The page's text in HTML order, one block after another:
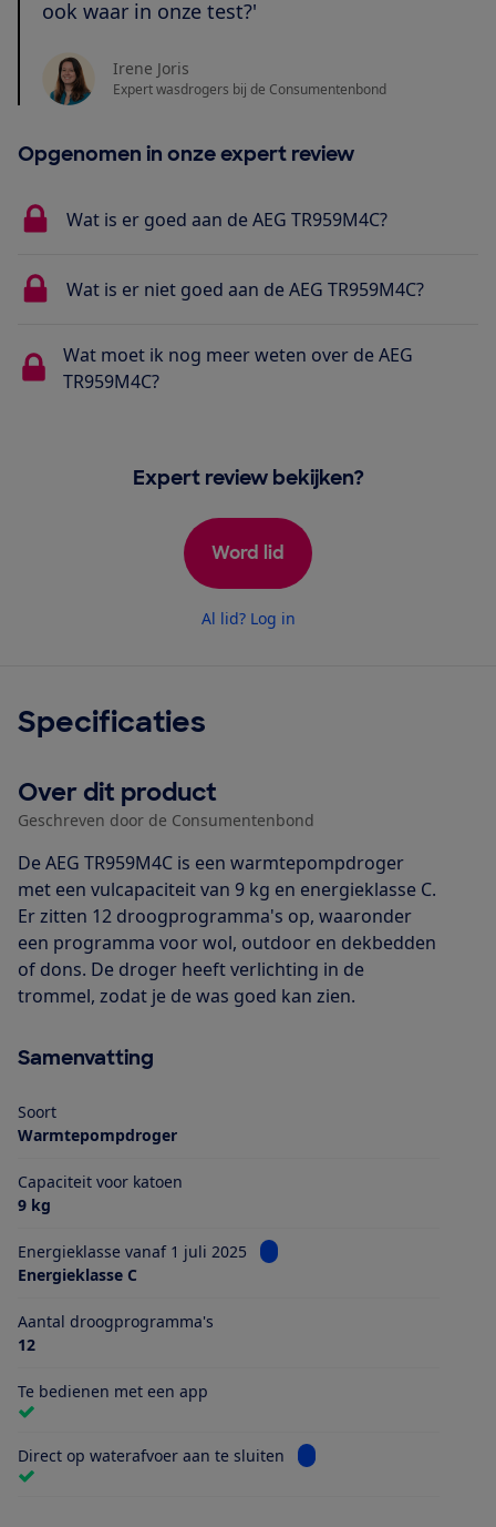
ook waar in onze test?'
Irene Joris
Expert wasdrogers bij de Consumentenbond
Opgenomen in onze expert review
Wat is er goed aan de AEG TR959M4C?
Wat is er niet goed aan de AEG TR959M4C?
Wat moet ik nog meer weten over de AEG
TR959M4C?
Expert review bekijken?
Word lid
Al lid? Log in
Specificaties
Over dit product
Geschreven door de Consumentenbond
De AEG TR959M4C is een warmtepompdroger
met een vulcapaciteit van 9 kg en energieklasse C.
Er zitten 12 droogprogramma's op, waaronder
een programma voor wol, outdoor en dekbedden
of dons. De droger heeft verlichting in de
trommel, zodat je de was goed kan zien.
Samenvatting
Soort
Warmtepompdroger
Capaciteit voor katoen
9 kg
Energieklasse vanaf 1 juli 2025
Bekijk informatie voor
Energieklasse C
Aantal droogprogramma's
12
Te bedienen met een app
Direct op waterafvoer aan te sluiten Bekijk informatie voor